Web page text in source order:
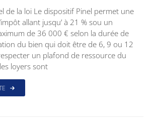
de la loi Le dispositif Pinel permet une
allant jusqu’ à 21 % sou un
de 36 000 € selon la durée de
du bien qui doit être de 6, 9 ou 12
un plafond de ressource du
loyers sont